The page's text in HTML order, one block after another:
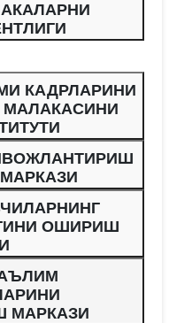
КАДРЛАРИНИ
МАЛАКАСИНИ
ОШИРИШ
МАРКАЗИ